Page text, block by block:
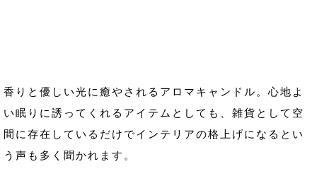
香りと優しい光に癒やされるアロマキャンドル。心地よ
い眠りに誘ってくれるアイテムとしても、雑貨として空
間に存在しているだけでインテリアの格上げになるとい
う声も多く聞かれます。